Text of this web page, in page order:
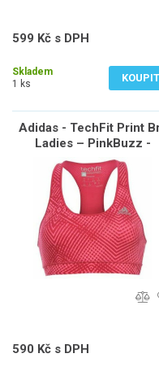
599 Kč s DPH
Skladem
1 ks
KOUPIT
Adidas - TechFit Print
Ladies – PinkBuzz -
Velikost M
590 Kč s DPH